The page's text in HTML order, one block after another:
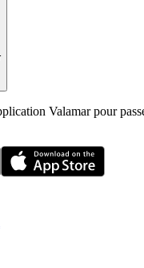
Valamar pour